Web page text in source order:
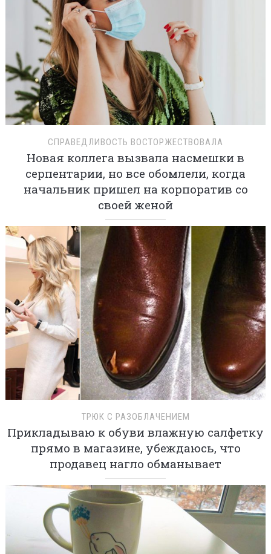
СПРАВЕДЛИВОСТЬ ВОСТОРЖЕСТВОВАЛА
Новая коллега вызвала насмешки в
серпентарии, но все обомлели, когда
начальник пришел на корпоратив со
своей женой
ТРЮК С РАЗОБЛАЧЕНИЕМ
Прикладываю к обуви влажную салфетку
прямо в магазине, убеждаюсь, что
продавец нагло обманывает